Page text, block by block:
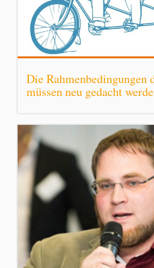
Die Rahmenbedingungen
müssen neu gedacht